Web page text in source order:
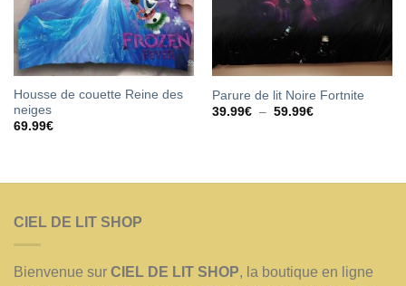
Housse de couette Reine des
neiges
69.99€
Parure de lit Noire Fortnite
39.99€ – 59.99€Plage
CIEL DE LIT SHOP
Bienvenue sur CIEL DE LIT SHOP, la boutique en ligne